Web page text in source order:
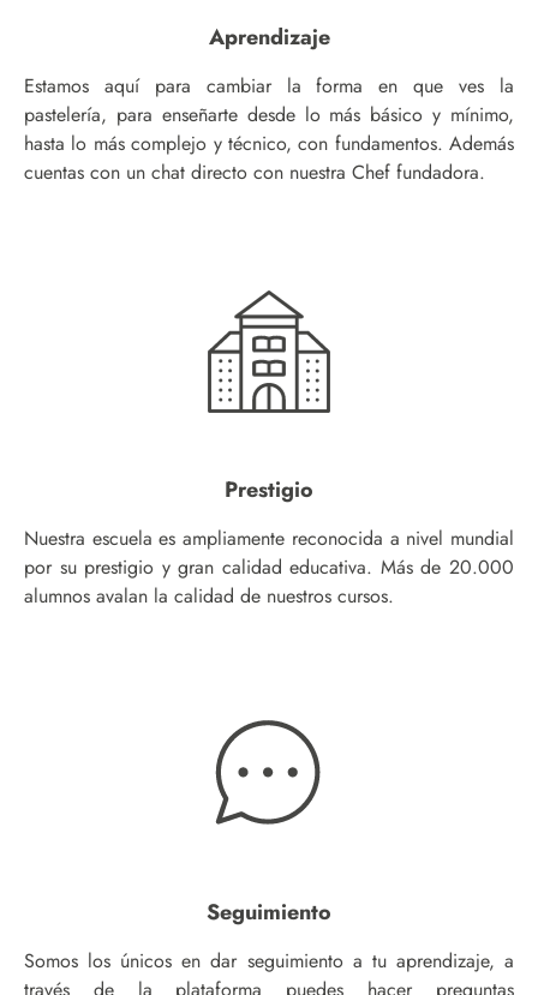
Aprendizaje
Estamos aquí para cambiar la forma en que ves la
pastelería, para enseñarte desde lo más básico y mínimo,
hasta lo más complejo y técnico, con fundamentos. Además
cuentas con un chat directo con nuestra Chef fundadora.
Prestigio
Nuestra escuela es ampliamente reconocida a nivel mundial
por su prestigio y gran calidad educativa. Más de 20.000
alumnos avalan la calidad de nuestros cursos.
Seguimiento
Somos los únicos en dar seguimiento a tu aprendizaje, a